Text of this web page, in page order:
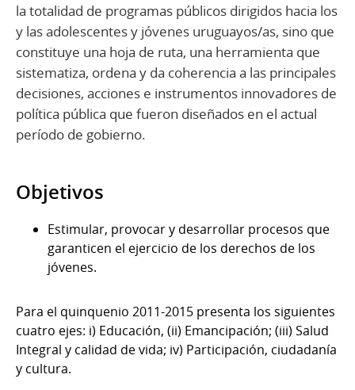
la totalidad de programas públicos dirigidos hacia los
y las adolescentes y jóvenes uruguayos/as, sino que
constituye una hoja de ruta, una herramienta que
sistematiza, ordena y da coherencia a las principales
decisiones, acciones e instrumentos innovadores de
política pública que fueron diseñados en el actual
período de gobierno.
Objetivos
Estimular, provocar y desarrollar procesos que
garanticen el ejercicio de los derechos de los
jóvenes.
Para el quinquenio 2011-2015 presenta los siguientes
cuatro ejes: i) Educación, (ii) Emancipación; (iii) Salud
Integral y calidad de vida; iv) Participación, ciudadanía
y cultura.